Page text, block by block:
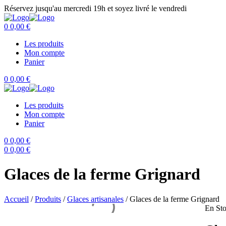
Réservez jusqu'au mercredi 19h et soyez livré le vendredi
0 0,00 €
Les produits
Mon compte
Panier
0 0,00 €
Les produits
Mon compte
Panier
0 0,00 €
0 0,00 €
Glaces de la ferme Grignard
Accueil /Produits /Glaces artisanales /Glaces de la ferme Grignard
En